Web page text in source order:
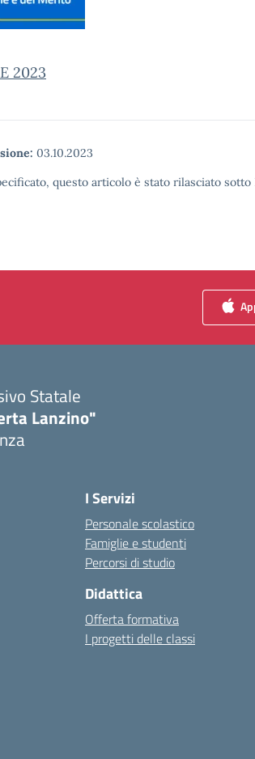
2023
03.10.2023
questo articolo è stato rilasciato
Statale
Lanzino"
I Servizi
Personale scolastico
Famiglie e studenti
Percorsi di studio
Didattica
Offerta formativa
I progetti delle classi